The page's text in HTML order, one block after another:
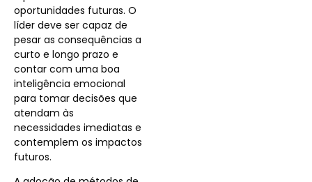
oportunidades futuras. O
líder deve ser capaz de
pesar as consequências a
curto e longo prazo e
contar com uma boa
inteligência emocional
para tomar decisões que
atendam às
necessidades imediatas e
contemplem os impactos
futuros.